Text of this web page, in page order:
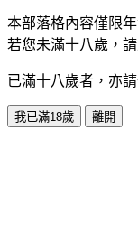
本部落格內容僅限
若您未滿十八歲，
已滿十八歲者，亦
我已滿18歲 離開